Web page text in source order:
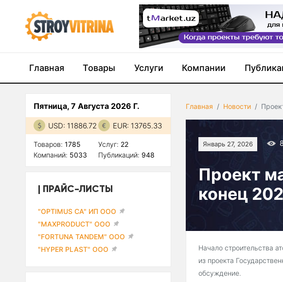
Главная Товары Услуги Компании
Главная Новости
Январь 27, 2026
Проект
конец
Начало строительства
из проекта
обсуждение.
Пятница, 7 Августа 2026 Г.
USD: 11886.72 EUR: 13765.33
Товаров: 1785
Компаний: 5033
Услуг: 22
Публикаций: 948
ПРАЙС-ЛИСТЫ
"OPTIMUS CA" ИП ООО
"MAXPRODUCT" ООО
"FORTUNA TANDEM" ООО
"HYPER PLAST" ООО